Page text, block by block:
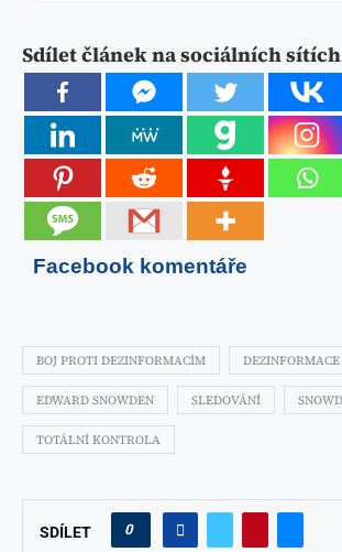
Sdílet článek na sociálních
Facebook komentáře
BOJ PROTI DEZINFORMACÍM DEZINFORMACE
EDWARD SNOWDEN SLEDOVÁNÍ
TOTÁLNÍ KONTROLA
SDÍLET 0